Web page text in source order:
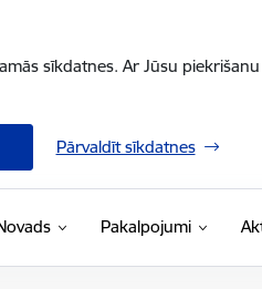
sīkdatnes. Ar Jūsu
Pārvaldīt sīkdatnes
Pakalpojumi